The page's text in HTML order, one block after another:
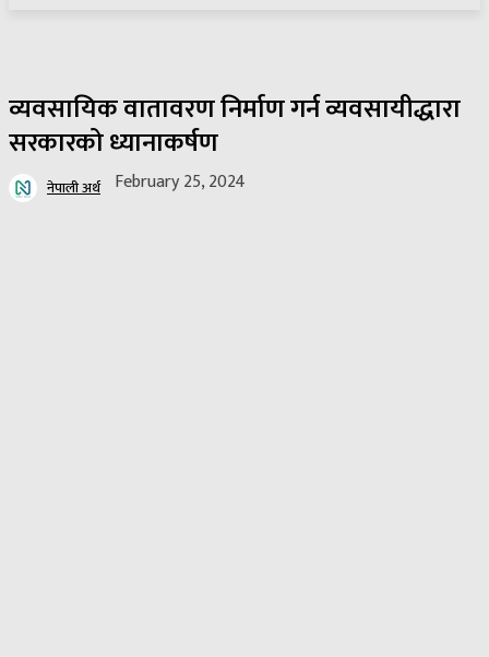
व्यवसायिक वातावरण निर्माण गर्न व्यवसायीद्धारा
सरकारको ध्यानाकर्षण
नेपाली अर्थ February 25, 2024